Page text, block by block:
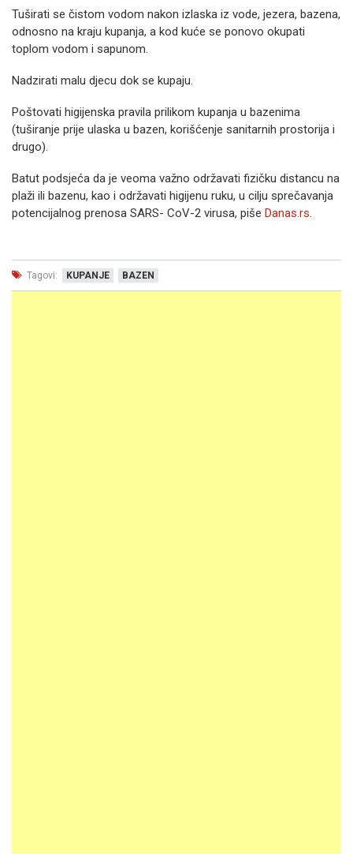
Tuširati se čistom vodom nakon izlaska iz vode, jezera, bazena,
odnosno na kraju kupanja, a kod kuće se ponovo okupati
toplom vodom i sapunom.
Nadzirati malu djecu dok se kupaju.
Poštovati higijenska pravila prilikom kupanja u bazenima
(tuširanje prije ulaska u bazen, korišćenje sanitarnih prostorija i
drugo).
Batut podsjeća da je veoma važno održavati fizičku distancu na
plaži ili bazenu, kao i održavati higijenu ruku, u cilju sprečavanja
potencijalnog prenosa SARS- CoV-2 virusa, piše Danas.rs.
Tagovi: KUPANJE BAZEN